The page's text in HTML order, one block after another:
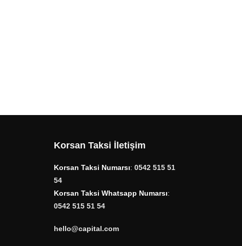
Korsan Taksi İletişim
Korsan Taksi Numarsı: 0542 515 51
54
Korsan Taksi Whatsapp Numarsı:
0542 515 51 54
hello@capital.com